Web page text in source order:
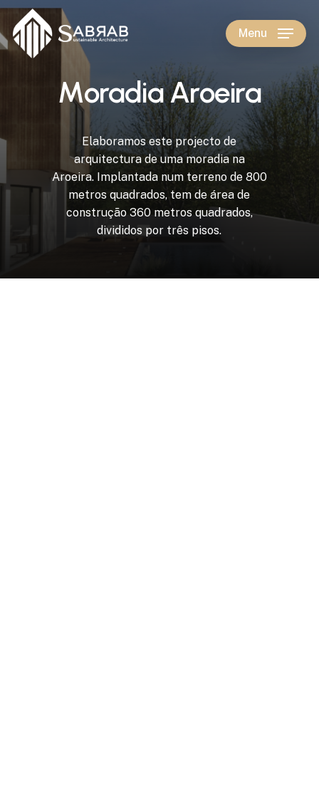
Skip
main
Menu
MoradiaAroeira
Elaboramos este projecto de
arquitectura de uma moradia na
Aroeira. Implantada num terreno de 800
metros quadrados, tem de área de
construção 360 metros quadrados,
divididos por três pisos.